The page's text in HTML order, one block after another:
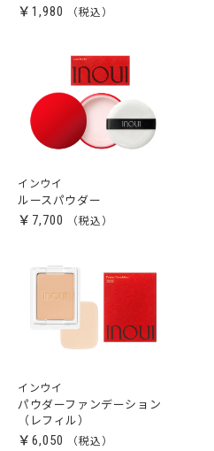
￥1,980
インウイ
ルースパウダー
￥7,700
インウイ
パウダーファンデーション
（レフィル）
￥6,050